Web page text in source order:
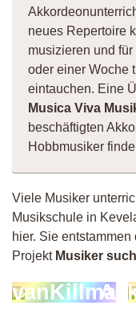
neues Repertoire
musizieren und
oder einer Woche
eintauchen. Eine
Musica Viva
beschäftigten
Hobbmusiker
Viele Musiker
Musikschule in
hier. Sie
Projekt Musiker
vanKillma